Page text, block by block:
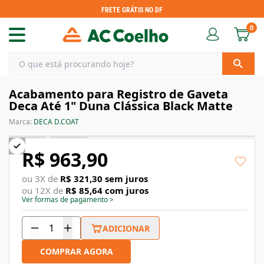
FRETE GRÁTIS NO DF
0
Acabamento para Registro de Gaveta
Deca Até 1" Duna Clássica Black Matte
Marca: DECA D.COAT
R$ 963,90
ou 3X de R$ 321,30 sem juros
ou 12X de R$ 85,64 com juros
Ver formas de pagamento>
ADICIONAR
COMPRAR AGORA